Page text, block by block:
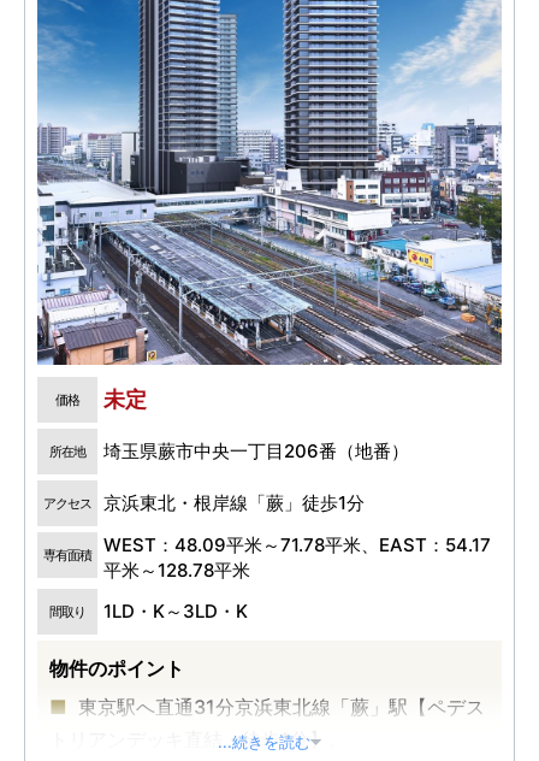
価格 未定
所在地 埼玉県蕨市中央一丁目206番（地番）
アクセス 京浜東北・根岸線「蕨」徒歩1分
専有面積
WEST：48.09平米～71.78平米、EAST：54.17
平米～128.78平米
間取り 1LD・K～3LD・K
物件のポイント
東京駅へ直通31分京浜東北線「蕨」駅【ペデス
トリアンデッキ直結・徒歩1分】。
...続きを読む